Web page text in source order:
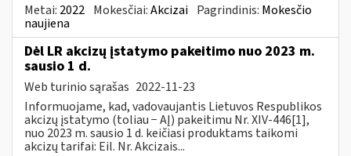
Metai: 2022 Mokesčiai:Akcizai Pagrindinis: Mokesčio
naujiena
Dėl LR akcizų įstatymo pakeitimo nuo 2023 m.
sausio 1 d.
Web turinio sąrašas 2022-11-23
Informuojame, kad, vadovaujantis Lietuvos Respublikos
akcizų įstatymo (toliau − AĮ) pakeitimu Nr. XIV-446[1],
nuo 2023 m. sausio 1 d. keičiasi produktams taikomi
akcizų tarifai: Eil. Nr. Akcizais...